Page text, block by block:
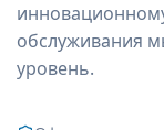
обслуживания
уровень.